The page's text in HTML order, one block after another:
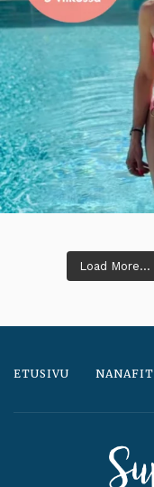
Load More...
ETUSIVU NANAFIT